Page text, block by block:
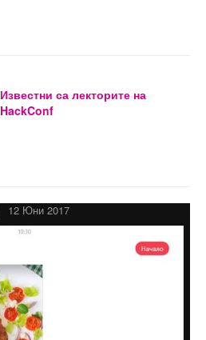
Известни са лекторите на
HackConf
12 Юни 2017